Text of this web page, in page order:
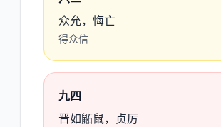
众允，悔亡
得众信
九四
晋如鼫鼠，贞厉